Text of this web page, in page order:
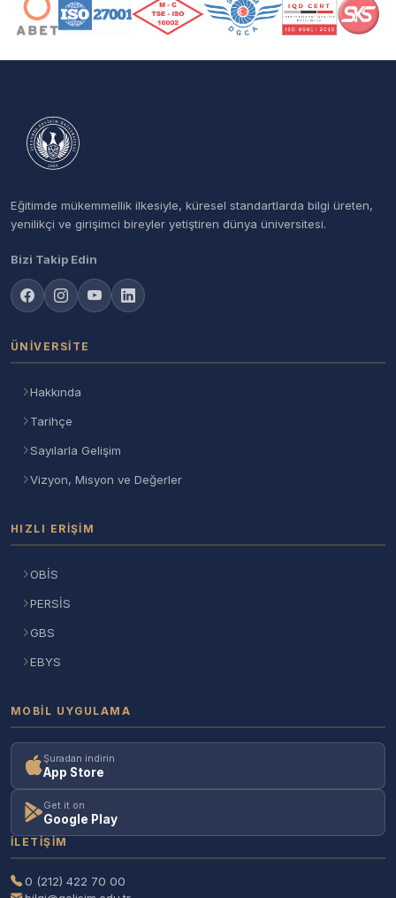
Eğitimde mükemmellik ilkesiyle, küresel standartlarda bilgi üreten,
yenilikçi ve girişimci bireyler yetiştiren dünya üniversitesi.
Bizi Takip Edin
ÜNIVERSITE
Hakkında
Tarihçe
Sayılarla Gelişim
Vizyon, Misyon ve Değerler
HIZLI ERIŞIM
OBİS
PERSİS
GBS
EBYS
MOBIL UYGULAMA
Şuradan indirin
App Store
Get it on
Google Play
İLETIŞIM
0 (212) 422 70 00